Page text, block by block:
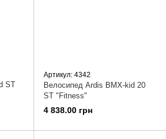
ST
Артикул: 4342
Велосипед Ardis BMX-kid 20
ST "Fitness"
4 838.00 грн